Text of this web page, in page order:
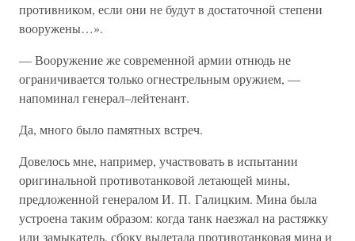
противником, если они не будут в достаточной степени
вооружены…».
— Вооружение же современной армии отнюдь не
ограничивается только огнестрельным оружием, —
напоминал генерал–лейтенант.
Да, много было памятных встреч.
Довелось мне, например, участвовать в испытании
оригинальной противотанковой летающей мины,
предложенной генералом И. П. Галицким. Мина была
устроена таким образом: когда танк наезжал на растяжку
или замыкатель, сбоку вылетала противотанковая мина и